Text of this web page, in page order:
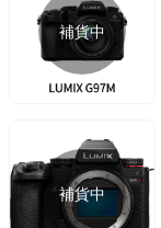
補貨中
補貨中